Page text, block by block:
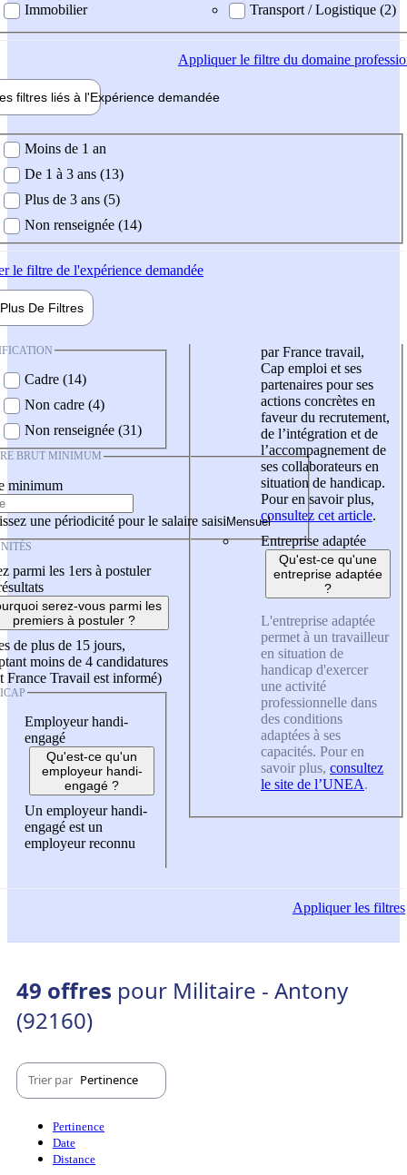
Immobilier
Transport / Logistique (2)
Appliquerle filtre du domaine
filtres liés à l'Expérience demandée
demandée
Moins de 1 an
De 1 à 3 ans (13)
Plus de 3 ans (5)
Non renseignée (14)
le filtre de l'expérience demandée
Plus De Filtres
Cadre (14)
Non cadre (4)
Non renseignée (31)
BRUT MINIMUM
minimum
une périodicité pour le salaire saisi
parmi les 1ers à postuler
serez-vous parmi les
premiers à postuler ?
de plus de 15 jours,
moins de 4 candidatures
France Travail est informé)
Employeur handi-
engagé
Qu'est-ce qu'un
employeur handi-
engagé ?
Un employeur handi-
engagé est un
employeur reconnu
par France travail,
Cap emploi et ses
partenaires pour ses
actions concrètes en
faveur du recrutement,
de l’intégration et de
l’accompagnement de
ses collaborateurs en
situation de handicap.
Pour en savoir plus,
consultez cet article.
Entreprise adaptée
Qu'est-ce qu'une
entreprise adaptée
?
L'entreprise adaptée
permet à un travailleur
en situation de
handicap d'exercer
une activité
professionnelle dans
des conditions
adaptées à ses
capacités. Pour en
savoir plus, consultez
le site de l’UNEA.
Appliquerles filtres
49 offres pour Militaire - Antony
(92160)
Trier par Pertinence
Pertinence
Date
Distance